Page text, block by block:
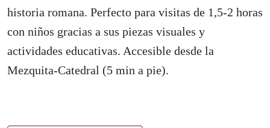
historia romana. Perfecto para visitas de 1,5-2 horas
con niños gracias a sus piezas visuales y
actividades educativas. Accesible desde la
Mezquita-Catedral (5 min a pie).